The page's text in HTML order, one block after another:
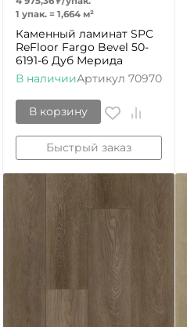
1 упак. = 1,664 м²
Каменный ламинат SPC
ReFloor Fargo Bevel 50-
6191-6 Дуб Мерида
В наличииАртикул 70970
В корзину
Быстрый заказ